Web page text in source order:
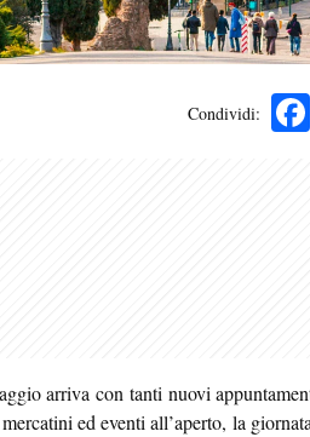
Condividi:
arriva con tanti nuovi
ed eventi all’aperto, la